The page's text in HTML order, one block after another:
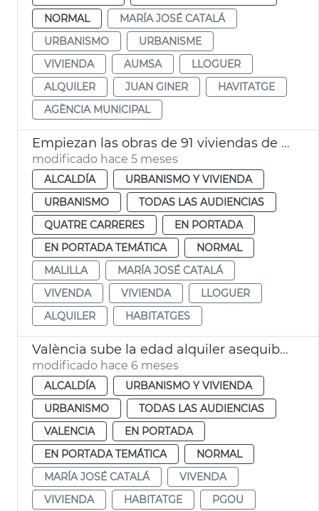
NORMAL
MARÍA JOSÉ CATALÁ
URBANISMO
URBANISME
VIVIENDA
AUMSA
LLOGUER
ALQUILER
JUAN GINER
HAVITATGE
AGÈNCIA MUNICIPAL
Empiezan las obras de 91 viviendas de alquiler social a Malilla València
modificado hace 5 meses
ALCALDÍA
URBANISMO Y VIVIENDA
URBANISMO
TODAS LAS AUDIENCIAS
QUATRE CARRERES
EN PORTADA
EN PORTADA TEMÁTICA
NORMAL
MALILLA
MARÍA JOSÉ CATALÁ
VIVENDA
VIVIENDA
LLOGUER
ALQUILER
HABITATGES
València sube la edad alquiler asequible joven a los 45 años
modificado hace 6 meses
ALCALDÍA
URBANISMO Y VIVIENDA
URBANISMO
TODAS LAS AUDIENCIAS
VALENCIA
EN PORTADA
EN PORTADA TEMÁTICA
NORMAL
MARÍA JOSÉ CATALÁ
VIVENDA
VIVIENDA
HABITATGE PGOU